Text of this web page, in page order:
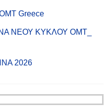
ΟΜΤ Greece
ΝΕΟΥ ΚΥΚΛΟΥ ΟΜΤ_
2026